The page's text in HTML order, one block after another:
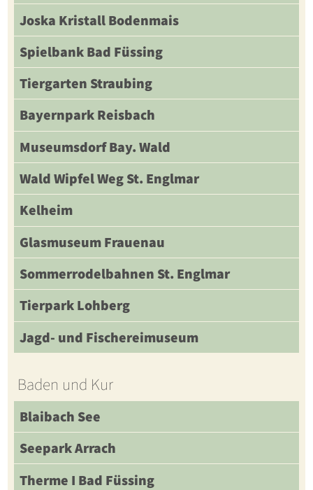
Joska Kristall Bodenmais
Spielbank Bad Füssing
Tiergarten Straubing
Bayernpark Reisbach
Museumsdorf Bay. Wald
Wald Wipfel Weg St. Englmar
Kelheim
Glasmuseum Frauenau
Sommerrodelbahnen St. Englmar
Tierpark Lohberg
Jagd- und Fischereimuseum
Baden und Kur
Blaibach See
Seepark Arrach
Therme I Bad Füssing